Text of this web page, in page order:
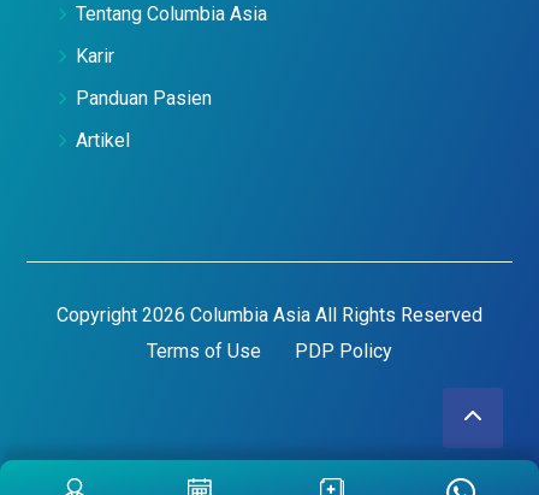
Tentang Columbia Asia
Karir
Panduan Pasien
Artikel
Copyright 2026 Columbia Asia All Rights Reserved
Terms of Use
PDP Policy